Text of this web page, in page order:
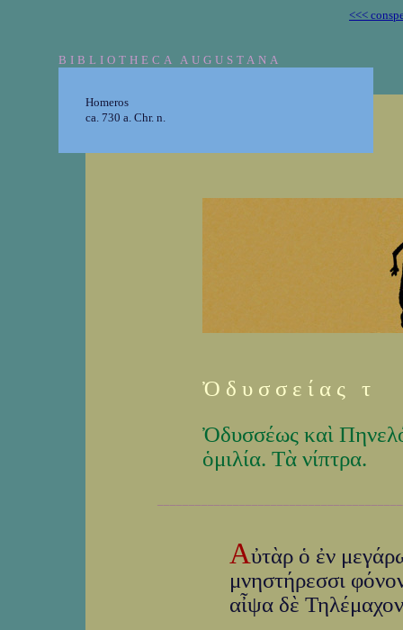
<<<
BIBLIOTHECA AUGUSTANA
Homeros
ca. 730 a. Chr. n.
Ὀ δ υ σ σ ε ί α ς τ
Ὀδυσσέως καὶ
ὁμιλία. Τὰ νίπτρα.
Αὐτὰρ ὁ ἐν
μνηστήρεσσι
αἶψα δὲ